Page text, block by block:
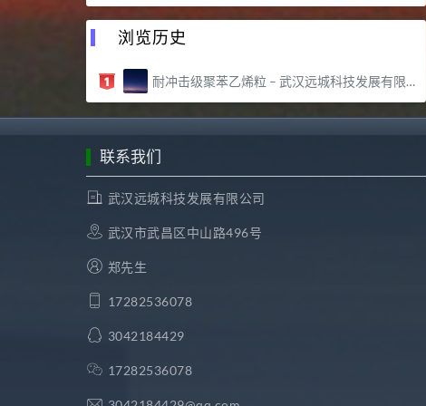
浏览历史
耐冲击级聚苯乙烯粒 – 武汉远城科技发展有限公司
联系我们
武汉远城科技发展有限公司
武汉市武昌区中山路496号
郑先生
17282536078
3042184429
17282536078